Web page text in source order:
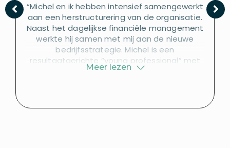
“Michel en ik hebben intensief samengewerkt
aan een herstructurering van de organisatie.
Naast het dagelijkse financiële management
werkte hij samen met mij aan de nieuwe
bedrijfsstrategie. Michel is een
resultaatgerichte “young professional” met
het vermogen om te denken en te handelen
Meer lezen